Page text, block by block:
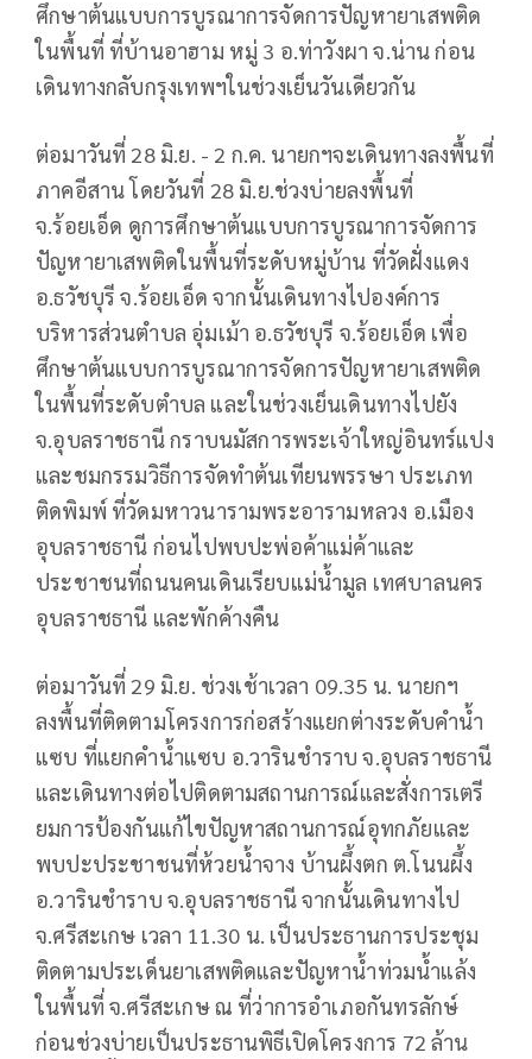
ศึกษาต้นแบบการบูรณาการจัดการปัญหายาเสพติด
ในพื้นที่ ที่บ้านอาฮาม หมู่ 3 อ.ท่าวังผา จ.น่าน ก่อน
เดินทางกลับกรุงเทพฯในช่วงเย็นวันเดียวกัน
ต่อมาวันที่ 28 มิ.ย. - 2 ก.ค. นายกฯจะเดินทางลงพื้นที่
ภาคอีสาน โดยวันที่ 28 มิ.ย.ช่วงบ่ายลงพื้นที่
จ.ร้อยเอ็ด ดูการศึกษาต้นแบบการบูรณาการจัดการ
ปัญหายาเสพติดในพื้นที่ระดับหมู่บ้าน ที่วัดฝั่งแดง
อ.ธวัชบุรี จ.ร้อยเอ็ด จากนั้นเดินทางไปองค์การ
บริหารส่วนตำบล อุ่มเม้า อ.ธวัชบุรี จ.ร้อยเอ็ด เพื่อ
ศึกษาต้นแบบการบูรณาการจัดการปัญหายาเสพติด
ในพื้นที่ระดับตำบล และในช่วงเย็นเดินทางไปยัง
จ.อุบลราชธานี กราบนมัสการพระเจ้าใหญ่อินทร์แปง
และชมกรรมวิธีการจัดทำต้นเทียนพรรษา ประเภท
ติดพิมพ์ ที่วัดมหาวนารามพระอารามหลวง อ.เมือง
อุบลราชธานี ก่อนไปพบปะพ่อค้าแม่ค้าและ
ประชาชนที่ถนนคนเดินเรียบแม่น้ำมูล เทศบาลนคร
อุบลราชธานี และพักค้างคืน
ต่อมาวันที่ 29 มิ.ย. ช่วงเช้าเวลา 09.35 น. นายกฯ
ลงพื้นที่ติดตามโครงการก่อสร้างแยกต่างระดับคำน้ำ
แซบ ที่แยกคำน้ำแซบ อ.วารินชำราบ จ.อุบลราชธานี
และเดินทางต่อไปติดตามสถานการณ์และสั่งการเตรี
ยมการป้องกันแก้ไขปัญหาสถานการณ์อุทกภัยและ
พบปะประชาชนที่ห้วยน้ำจาง บ้านผึ้งตก ต.โนนผึ้ง
อ.วารินชำราบ จ.อุบลราชธานี จากนั้นเดินทางไป
จ.ศรีสะเกษ เวลา 11.30 น. เป็นประธานการประชุม
ติดตามประเด็นยาเสพติดและปัญหาน้ำท่วมน้ำแล้ง
ในพื้นที่ จ.ศรีสะเกษ ณ ที่ว่าการอำเภอกันทรลักษ์
ก่อนช่วงบ่ายเป็นประธานพิธีเปิดโครงการ 72 ล้าน